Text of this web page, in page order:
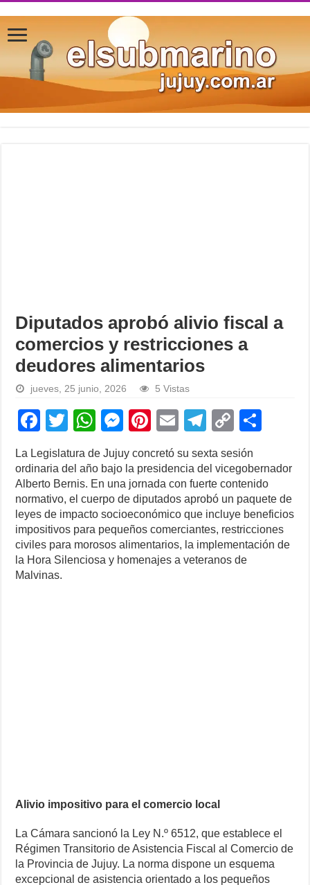
Diputados aprobó alivio fiscal a
comercios y restricciones a
deudores alimentarios
jueves, 25 junio, 2026 5 Vistas
F
a
c
e
b
o
o
k
T
tt
er
W
h
at
s
A
p
p
M
ss
e
n
g
er
Pi
er
e
st
E
ail
T
e
gr
a
m
C
o
p
y
Li
n
k
ar
e
La Legislatura de Jujuy concretó su sexta sesión
ordinaria del año bajo la presidencia del vicegobernador
Alberto Bernis. En una jornada con fuerte contenido
normativo, el cuerpo de diputados aprobó un paquete de
leyes de impacto socioeconómico que incluye beneficios
impositivos para pequeños comerciantes, restricciones
civiles para morosos alimentarios, la implementación de
la Hora Silenciosa y homenajes a veteranos de
Malvinas.
Alivio impositivo para el comercio local
La Cámara sancionó la Ley N.º 6512, que establece el
Régimen Transitorio de Asistencia Fiscal al Comercio de
la Provincia de Jujuy. La norma dispone un esquema
excepcional de asistencia orientado a los pequeños